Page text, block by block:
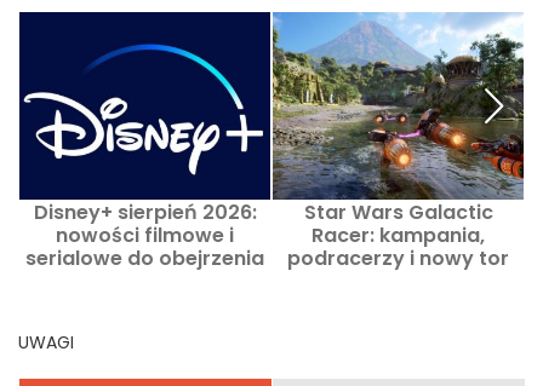
Disney+ sierpień 2026:
nowości filmowe i
serialowe do obejrzenia
Star Wars Galactic
Racer: kampania,
podracerzy i nowy tor
UWAGI